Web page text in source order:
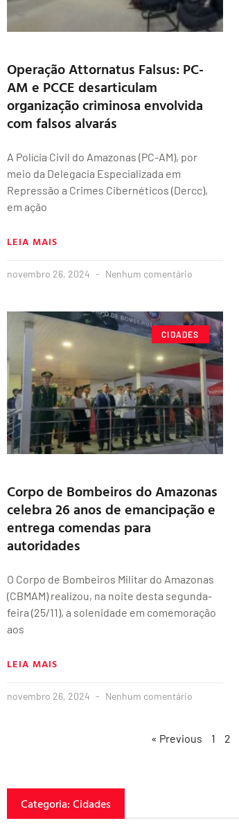
Operação Attornatus Falsus: PC-
AM e PCCE desarticulam
organização criminosa envolvida
com falsos alvarás
A Polícia Civil do Amazonas (PC-AM), por
meio da Delegacia Especializada em
Repressão a Crimes Cibernéticos (Dercc),
em ação
LEIA MAIS
novembro 26, 2024 Nenhum comentário
CIDADES
Corpo de Bombeiros do Amazonas
celebra 26 anos de emancipação e
entrega comendas para
autoridades
O Corpo de Bombeiros Militar do Amazonas
(CBMAM) realizou, na noite desta segunda-
feira (25/11), a solenidade em comemoração
aos
LEIA MAIS
novembro 26, 2024 Nenhum comentário
« Previous 1 2
Categoria: Cidades